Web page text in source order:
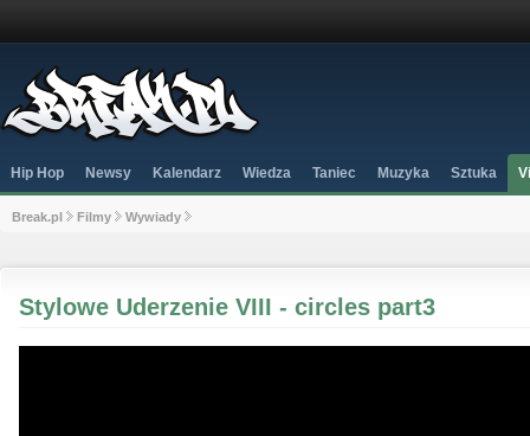
Hip Hop Newsy Kalendarz Wiedza Taniec Muzyka Sztuka
Break.pl Filmy Wywiady
Stylowe Uderzenie VIII - circles part3